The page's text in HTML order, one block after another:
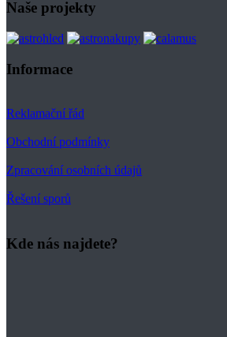
Naše projekty
Informace
Reklamační řád
Obchodní podmínky
Zpracování osobních údajů
Řešení sporů
Kde nás najdete?